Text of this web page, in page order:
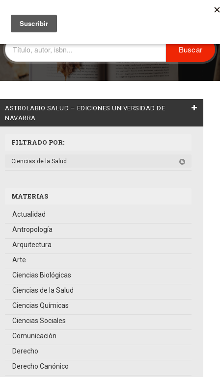
ASTROLABIO SALUD – EDICIONES UNIVERSIDAD DE
NAVARRA
FILTRADO POR:
Ciencias de la Salud
MATERIAS
Actualidad
Antropología
Arquitectura
Arte
Ciencias Biológicas
Ciencias de la Salud
Ciencias Químicas
Ciencias Sociales
Comunicación
Derecho
Derecho Canónico